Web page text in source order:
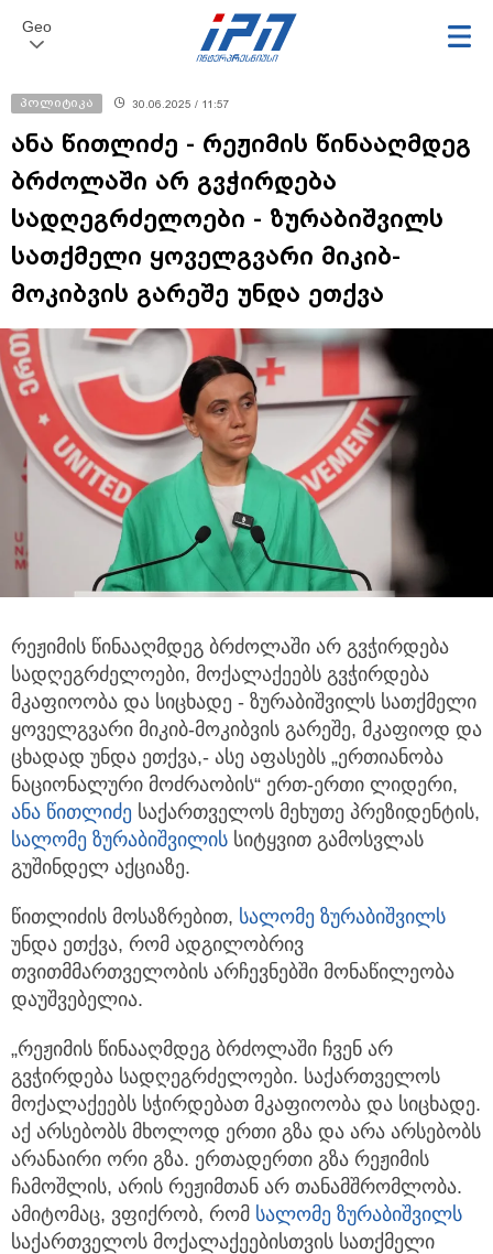
Geo
პოლიტიკა 30.06.2025 / 11:57
ანა წითლიძე - რეჟიმის წინააღმდეგ
ბრძოლაში არ გვჭირდება
სადღეგრძელოები - ზურაბიშვილს
სათქმელი ყოველგვარი მიკიბ-
მოკიბვის გარეშე უნდა ეთქვა
რეჟიმის წინააღმდეგ ბრძოლაში არ გვჭირდება
სადღეგრძელოები, მოქალაქეებს გვჭირდება
მკაფიოობა და სიცხადე - ზურაბიშვილს სათქმელი
ყოველგვარი მიკიბ-მოკიბვის გარეშე, მკაფიოდ და
ცხადად უნდა ეთქვა,- ასე აფასებს „ერთიანობა
ნაციონალური მოძრაობის“ ერთ-ერთი ლიდერი,
ანა წითლიძე საქართველოს მეხუთე პრეზიდენტის,
სალომე ზურაბიშვილის სიტყვით გამოსვლას
გუშინდელ აქციაზე.
წითლიძის მოსაზრებით, სალომე ზურაბიშვილს
უნდა ეთქვა, რომ ადგილობრივ
თვითმმართველობის არჩევნებში მონაწილეობა
დაუშვებელია.
„რეჟიმის წინააღმდეგ ბრძოლაში ჩვენ არ
გვჭირდება სადღეგრძელოები. საქართველოს
მოქალაქეებს სჭირდებათ მკაფიოობა და სიცხადე.
აქ არსებობს მხოლოდ ერთი გზა და არა არსებობს
არანაირი ორი გზა. ერთადერთი გზა რეჟიმის
ჩამოშლის, არის რეჟიმთან არ თანამშრომლობა.
ამიტომაც, ვფიქრობ, რომ სალომე ზურაბიშვილს
საქართველოს მოქალაქეებისთვის სათქმელი